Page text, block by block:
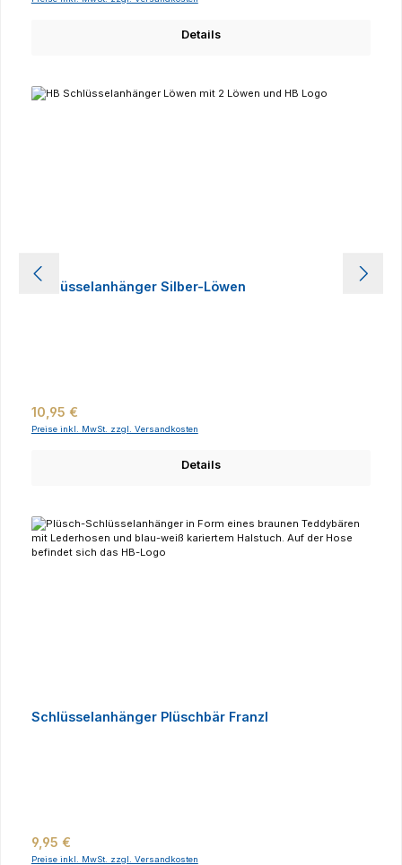
Details
Schlüsselanhänger Silber-Löwen
Regulärer Preis:
10,95 €
Preise inkl. MwSt. zzgl. Versandkosten
Details
Schlüsselanhänger Plüschbär Franzl
Regulärer Preis:
9,95 €
Preise inkl. MwSt. zzgl. Versandkosten